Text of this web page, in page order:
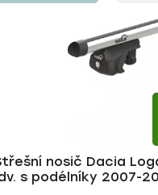
nosič Dacia
s podélníky 2007-